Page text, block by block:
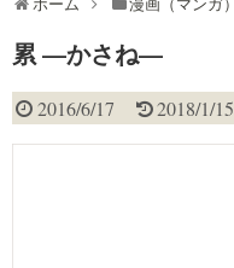
累 —かさね—
2016/6/17 2018/1/15